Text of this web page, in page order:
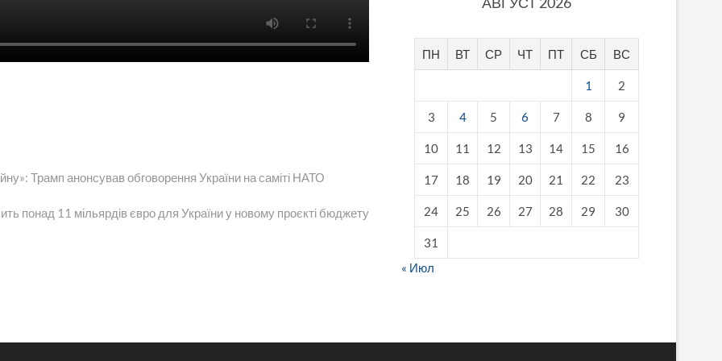
Трамп анонсував обговорення України на саміті НАТО
понад 11 мільярдів євро для України у новому проєкті бюджету
ПН ВТ СР ЧТ ПТ СБ ВС
1 2
3 4 5 6 7 8 9
10 11 12 13 14 15 16
17 18 19 20 21 22 23
24 25 26 27 28 29 30
31
« Июл